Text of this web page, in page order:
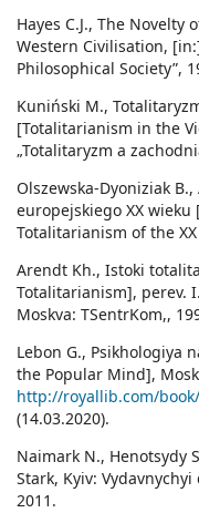
Hayes C.J., The
Western Civilisation,
Philosophical Society”,
Kuniński M.,
[Totalitarianism in the
„Totalitaryzm a
Olszewska-Dyoniziak
europejskiego XX
Totalitarianism of the
Аrendt Kh., Istoki
Totalitarianism], perev.
Moskva: TSentrKom,,
Lebon G., Psikhologiya
the Popular Mind],
http://royallib.com/book/
(14.03.2020).
Naimark N., Henotsydy
Stark, Kyiv:
2011.